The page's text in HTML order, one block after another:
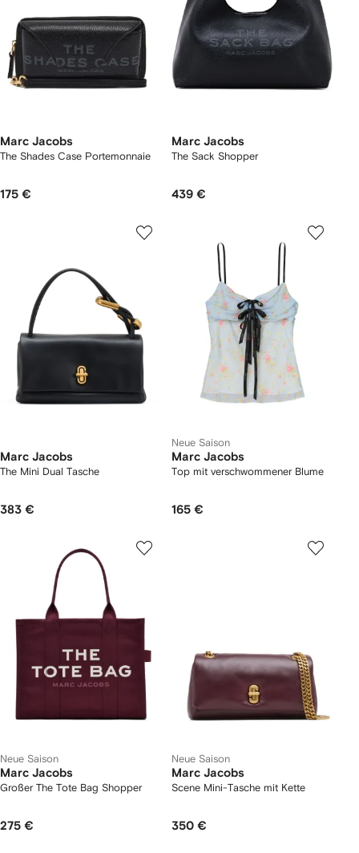
Marc Jacobs
The Shades Case Portemonnaie
175 €
Marc Jacobs
The Sack Shopper
439 €
Marc Jacobs
The Mini Dual Tasche
383 €
Neue Saison
Marc Jacobs
Top mit verschwommener Blume
165 €
Neue Saison
Marc Jacobs
Großer The Tote Bag Shopper
275 €
Neue Saison
Marc Jacobs
Scene Mini-Tasche mit Kette
350 €